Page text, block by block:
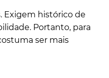
Exigem histórico de
Portanto, para
ser mais